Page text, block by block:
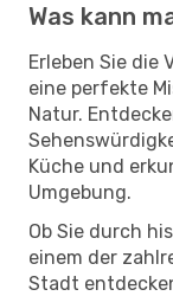
Was kann
Erleben Sie die
eine perfekte
Natur.
Küche und
Umgebung.
Ob Sie durch
einem der
Stadt